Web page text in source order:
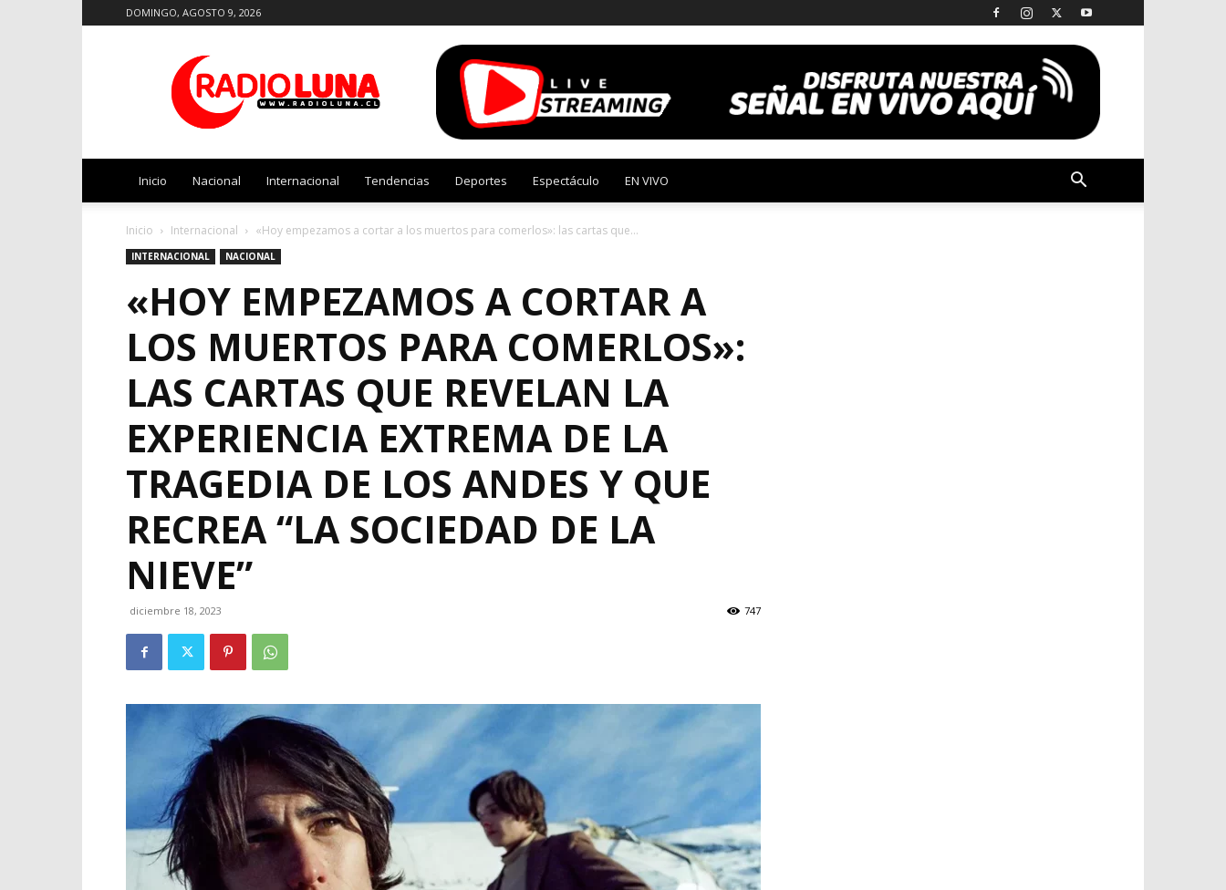
DOMINGO, AGOSTO 9, 2026
Luna
Inicio Nacional Internacional Tendencias Deportes Espectáculo EN VIVO
Inicio Internacional «Hoy empezamos a cortar a los muertos para comerlos»: las cartas que...
INTERNACIONAL NACIONAL
«HOY EMPEZAMOS A CORTAR A
LOS MUERTOS PARA COMERLOS»:
LAS CARTAS QUE REVELAN LA
EXPERIENCIA EXTREMA DE LA
TRAGEDIA DE LOS ANDES Y QUE
RECREA “LA SOCIEDAD DE LA
NIEVE”
diciembre 18, 2023 747